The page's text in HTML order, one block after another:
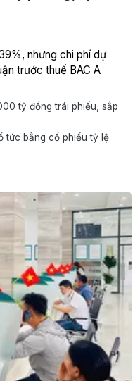
nhưng chi phí dự
trước thuế BAC A
tỷ đồng trái phiếu, sắp
tức bằng cổ phiếu tỷ lệ